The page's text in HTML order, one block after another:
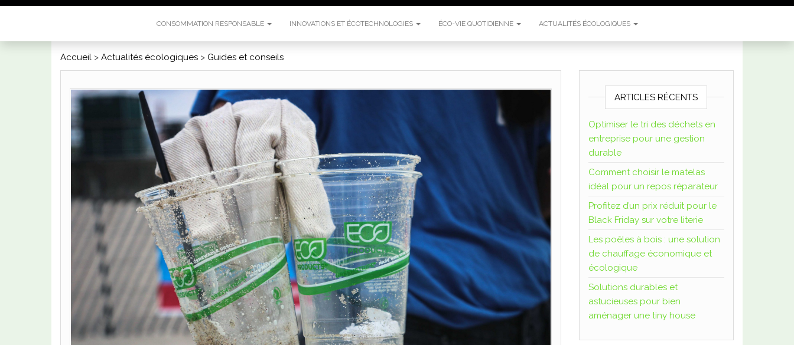
CONSOMMATION RESPONSABLE INNOVATIONS ET ÉCOTECHNOLOGIES ÉCO-VIE QUOTIDIENNE ACTUALITÉS ÉCOLOGIQUES
Accueil > Actualités écologiques > Guides et conseils
ARTICLES RÉCENTS
Optimiser le tri des déchets en
entreprise pour une gestion
durable
Comment choisir le matelas
idéal pour un repos réparateur
Profitez d’un prix réduit pour le
Black Friday sur votre literie
Les poêles à bois : une solution
de chauffage économique et
écologique
Solutions durables et
astucieuses pour bien
aménager une tiny house